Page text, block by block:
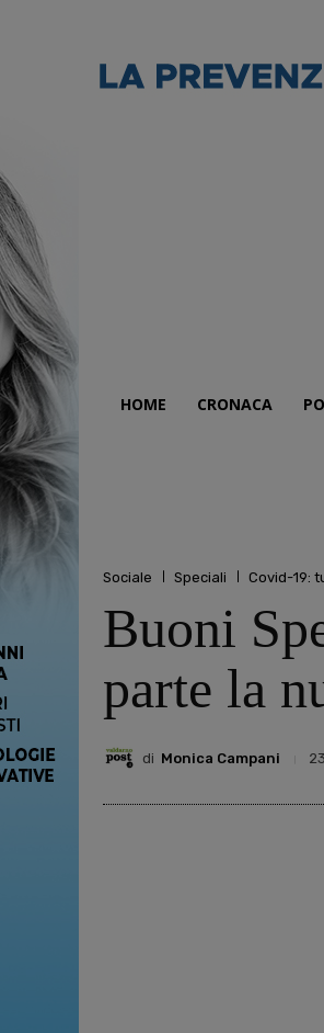
HOME CRONACA
Sociale Speciali Covid-19:
Buoni
parte la
di Monica Campani